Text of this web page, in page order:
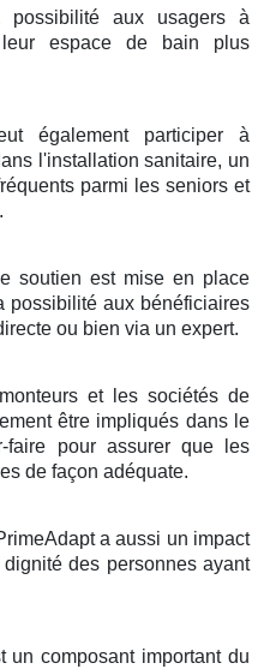
possibilité aux usagers à
espace de bain plus
également participer à
l'installation sanitaire, un
parmi les seniors et
soutien est mise en place
possibilité aux bénéficiaires
ou bien via un expert.
et les sociétés de
être impliqués dans le
faire pour assurer que les
de façon adéquate.
a aussi un impact
des personnes ayant
un composant important du